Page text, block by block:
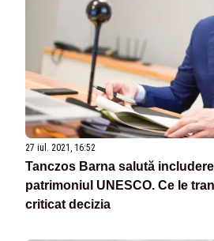
27 iul. 2021, 16:52
Tanczos Barna salută
patrimoniul UNESCO. Ce le
criticat decizia